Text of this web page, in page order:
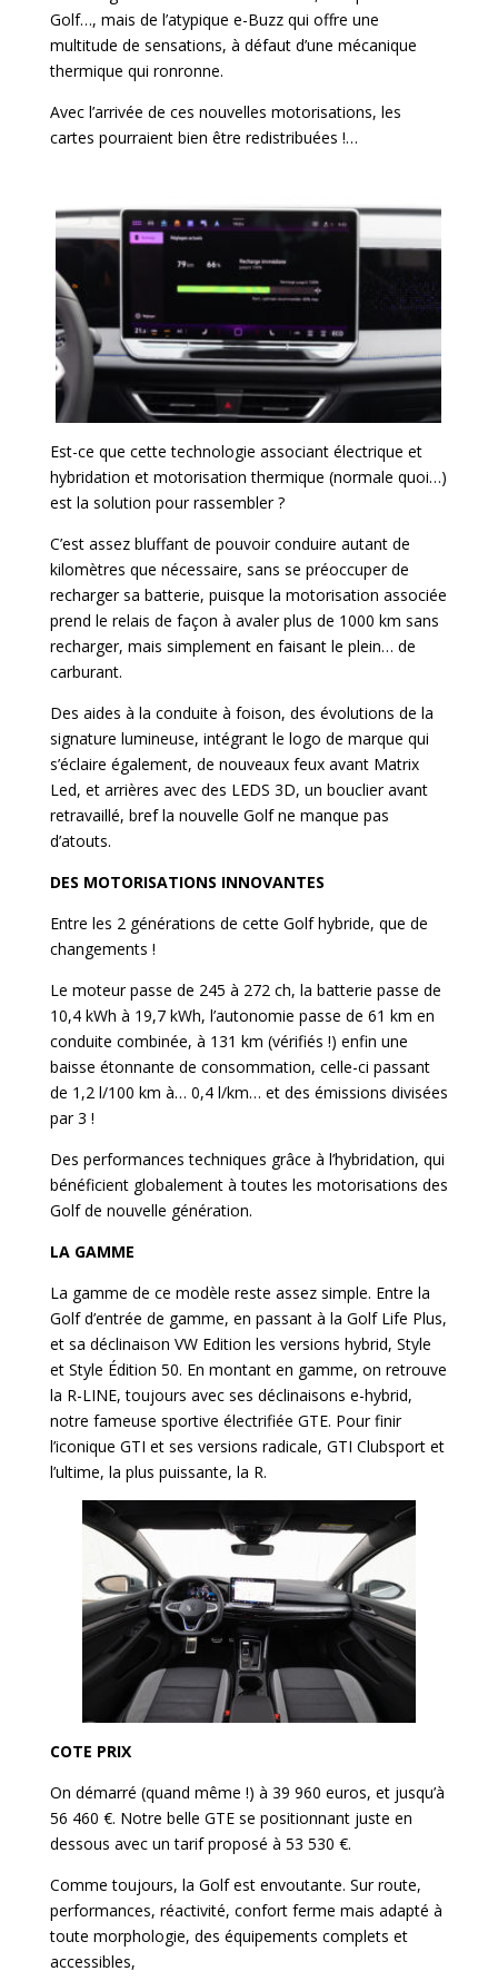
Golf…, mais de l’atypique e-Buzz qui offre une
multitude de sensations, à défaut d’une mécanique
thermique qui ronronne.
Avec l’arrivée de ces nouvelles motorisations, les
cartes pourraient bien être redistribuées !…
Est-ce que cette technologie associant électrique et
hybridation et motorisation thermique (normale quoi…)
est la solution pour rassembler ?
C’est assez bluffant de pouvoir conduire autant de
kilomètres que nécessaire, sans se préoccuper de
recharger sa batterie, puisque la motorisation associée
prend le relais de façon à avaler plus de 1000 km sans
recharger, mais simplement en faisant le plein… de
carburant.
Des aides à la conduite à foison, des évolutions de la
signature lumineuse, intégrant le logo de marque qui
s’éclaire également, de nouveaux feux avant Matrix
Led, et arrières avec des LEDS 3D, un bouclier avant
retravaillé, bref la nouvelle Golf ne manque pas
d’atouts.
DES MOTORISATIONS INNOVANTES
Entre les 2 générations de cette Golf hybride, que de
changements !
Le moteur passe de 245 à 272 ch, la batterie passe de
10,4 kWh à 19,7 kWh, l’autonomie passe de 61 km en
conduite combinée, à 131 km (vérifiés !) enfin une
baisse étonnante de consommation, celle-ci passant
de 1,2 l/100 km à… 0,4 l/km… et des émissions divisées
par 3 !
Des performances techniques grâce à l’hybridation, qui
bénéficient globalement à toutes les motorisations des
Golf de nouvelle génération.
LA GAMME
La gamme de ce modèle reste assez simple. Entre la
Golf d’entrée de gamme, en passant à la Golf Life Plus,
et sa déclinaison VW Edition les versions hybrid, Style
et Style Édition 50. En montant en gamme, on retrouve
la R-LINE, toujours avec ses déclinaisons e-hybrid,
notre fameuse sportive électrifiée GTE. Pour finir
l’iconique GTI et ses versions radicale, GTI Clubsport et
l’ultime, la plus puissante, la R.
COTE PRIX
On démarré (quand même !) à 39 960 euros, et jusqu’à
56 460 €. Notre belle GTE se positionnant juste en
dessous avec un tarif proposé à 53 530 €.
Comme toujours, la Golf est envoutante. Sur route,
performances, réactivité, confort ferme mais adapté à
toute morphologie, des équipements complets et
accessibles,